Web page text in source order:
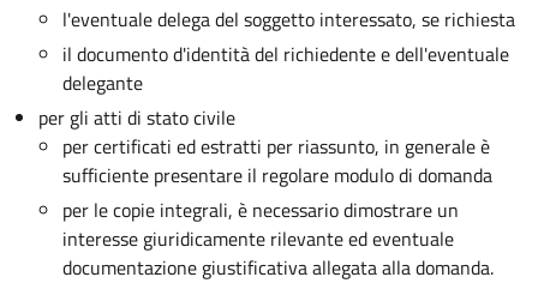
l'eventuale delega del soggetto interessato, se richiesta
il documento d'identità del richiedente e dell'eventuale
delegante
per gli atti di stato civile
per certificati ed estratti per riassunto, in generale è
sufficiente presentare il regolare modulo di domanda
per le copie integrali, è necessario dimostrare un
interesse giuridicamente rilevante ed eventuale
documentazione giustificativa allegata alla domanda.